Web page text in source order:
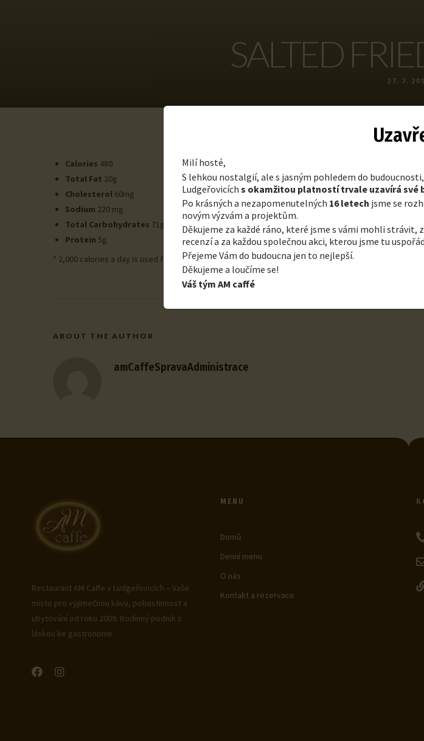
SALTED
27. 7.
Calories 480
Total Fat 20g
Cholesterol 60mg
Sodium 220 mg
Total Carbohydrates 71g
Protein 5g
* 2,000 calories a day is used for general nutrition advice, but calorie needs vary.
ABOUT THE AUTHOR
amCaffeSpravaAdministrace
Restaurant AM Caffe v Ludgeřovicích – Vaše
místo pro výjimečnou kávu, pohostinnost a
ubytování od roku 2009. Rodinný podnik s
láskou ke gastronomii
MENU
Domů
Denní menu
O nás
Kontakt a rezervace
Milí hosté,
S lehkou nostalgií, ale s jasným pohledem do
Ludgeřovicích s okamžitou platností trvale uzavírá své
Po krásných a nezapomenutelných 16 letech jsme se
novým výzvám a projektům.
Děkujeme za každé ráno, které jsme s vámi mohli strávit,
recenzí a za každou společnou akci, kterou jsme tu
Přejeme Vám do budoucna jen to nejlepší.
Děkujeme a loučíme se!
Váš tým AM caffé